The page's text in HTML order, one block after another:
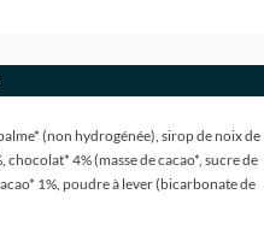
(non hydrogénée), sirop de noix de
4% (masse de cacao*, sucre de
1%, poudre à lever (bicarbonate de